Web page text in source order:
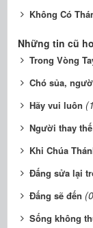
Không Có
Những tin cũ
Trong Vòng
Chó sủa,
Hãy vui luôn
Người thay thế
Khi Chúa
Đấng sửa lại
Đấng sẽ đến
Sống không